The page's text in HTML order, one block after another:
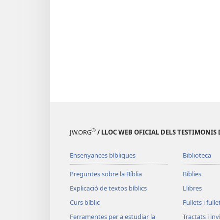
JW.ORG® / LLOC WEB OFICIAL DELS TESTIMONIS
Ensenyances bíbliques
Preguntes sobre la Bíblia
Explicació de textos bíblics
Curs bíblic
Ferramentes per a estudiar la
Biblioteca
Bíblies
Llibres
Fullets i
Tractats i